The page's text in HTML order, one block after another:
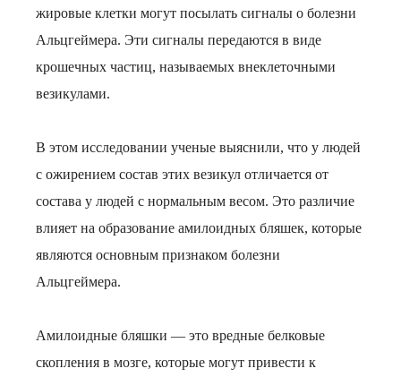
жировые клетки могут посылать сигналы о болезни
Альцгеймера. Эти сигналы передаются в виде
крошечных частиц, называемых внеклеточными
везикулами.
В этом исследовании ученые выяснили, что у людей
с ожирением состав этих везикул отличается от
состава у людей с нормальным весом. Это различие
влияет на образование амилоидных бляшек, которые
являются основным признаком болезни
Альцгеймера.
Амилоидные бляшки — это вредные белковые
скопления в мозге, которые могут привести к